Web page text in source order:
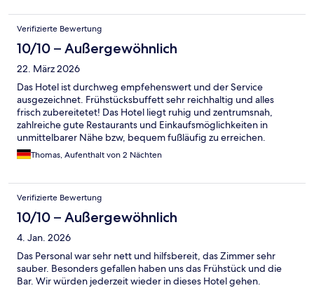
Verifizierte Bewertung
10/10 – Außergewöhnlich
22. März 2026
Das Hotel ist durchweg empfehenswert und der Service
ausgezeichnet. Frühstücksbuffett sehr reichhaltig und alles
frisch zubereitetet! Das Hotel liegt ruhig und zentrumsnah,
zahlreiche gute Restaurants und Einkaufsmöglichkeiten in
unmittelbarer Nähe bzw, bequem fußläufig zu erreichen.
Thomas, Aufenthalt von 2 Nächten
Verifizierte Bewertung
10/10 – Außergewöhnlich
4. Jan. 2026
Das Personal war sehr nett und hilfsbereit, das Zimmer sehr
sauber. Besonders gefallen haben uns das Frühstück und die
Bar. Wir würden jederzeit wieder in dieses Hotel gehen.